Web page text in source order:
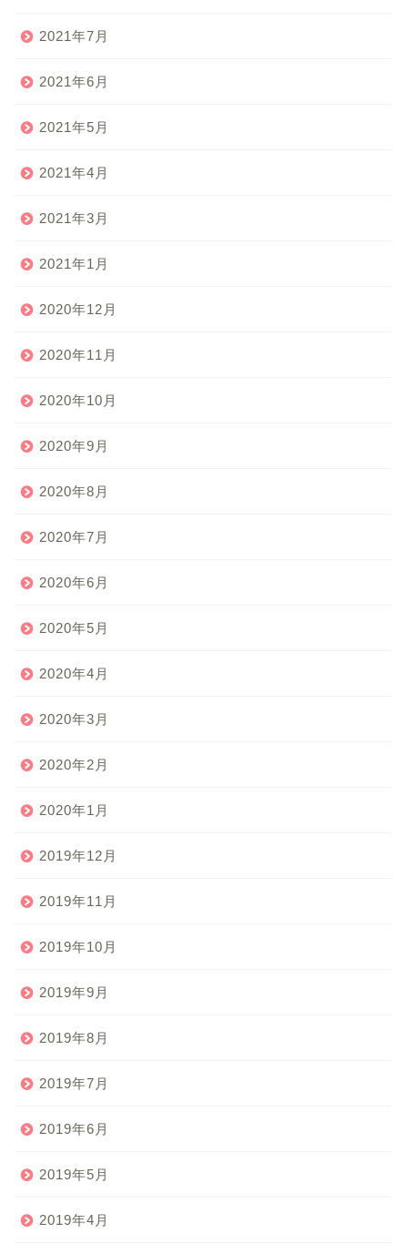
2021年7月
2021年6月
2021年5月
2021年4月
2021年3月
2021年1月
2020年12月
2020年11月
2020年10月
2020年9月
2020年8月
2020年7月
2020年6月
2020年5月
2020年4月
2020年3月
2020年2月
2020年1月
2019年12月
2019年11月
2019年10月
2019年9月
2019年8月
2019年7月
2019年6月
2019年5月
2019年4月